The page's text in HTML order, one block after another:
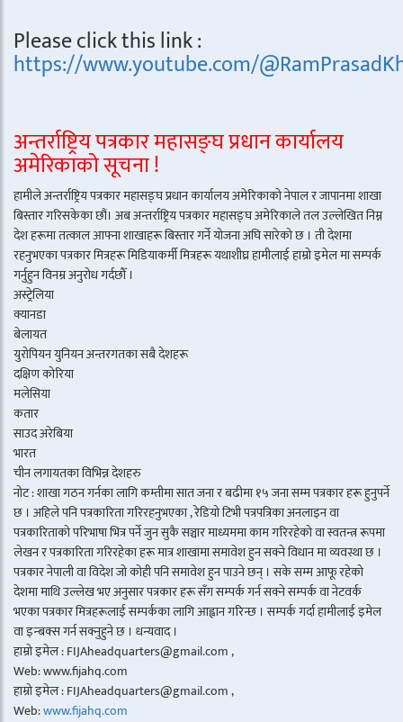
Please click this link :
https://www.youtube.com/
अन्तर्राष्ट्रिय पत्रकार महासङ्घ प्रधान कार्यालय
अमेरिकाको सूचना !
हामीले अन्तर्राष्ट्रिय पत्रकार महासङ्घ प्रधान कार्यालय अमेरिकाको नेपाल र जापानमा शाखा
बिस्तार गरिसकेका छौं। अब अन्तर्राष्ट्रिय पत्रकार महासङ्घ अमेरिकाले तल उल्लेखित निम्न
देश हरूमा तत्काल आफ्ना शाखाहरू बिस्तार गर्ने योजना अघि सारेको छ । ती देशमा
रहनुभएका पत्रकार मित्रहरू मिडियाकर्मी मित्रहरू यथाशीघ्र हामीलाई हाम्रो इमेल मा सम्पर्क
गर्नुहुन विनम्र अनुरोध गर्दछौँ ।
अस्ट्रेलिया
क्यानडा
बेलायत
युरोपियन युनियन अन्तरगतका सबै देशहरू
दक्षिण कोरिया
मलेसिया
कतार
साउद अरेबिया
भारत
चीन लगायतका विभिन्न देशहरु
नोट : शाखा गठन गर्नका लागि कम्तीमा सात जना र बढीमा १५ जना सम्म पत्रकार हरू हुनुपर्ने
छ । अहिले पनि पत्रकारिता गरिरहनुभएका , रेडियो टिभी पत्रपत्रिका अनलाइन वा
पत्रकारिताको परिभाषा भित्र पर्ने जुन सुकै सञ्चार माध्यममा काम गरिरहेको वा स्वतन्त्र रूपमा
लेखन र पत्रकारिता गरिरहेका हरू मात्र शाखामा समावेश हुन सक्ने विधान मा व्यवस्था छ ।
पत्रकार नेपाली वा विदेश जो कोही पनि समावेश हुन पाउने छन् । सके सम्म आफू रहेको
देशमा माथि उल्लेख भए अनुसार पत्रकार हरू सँग सम्पर्क गर्न सक्ने सम्पर्क वा नेटवर्क
भएका पत्रकार मित्रहरूलाई सम्पर्कका लागि आह्वान गरिन्छ । सम्पर्क गर्दा हामीलाई इमेल
वा इन्बक्स गर्न सक्नुहुने छ । धन्यवाद ।
हाम्रो इमेल : FIJAheadquarters@gmail.com ,
Web: www.fijahq.com
हाम्रो इमेल : FIJAheadquarters@gmail.com ,
Web:www.fijahq.com